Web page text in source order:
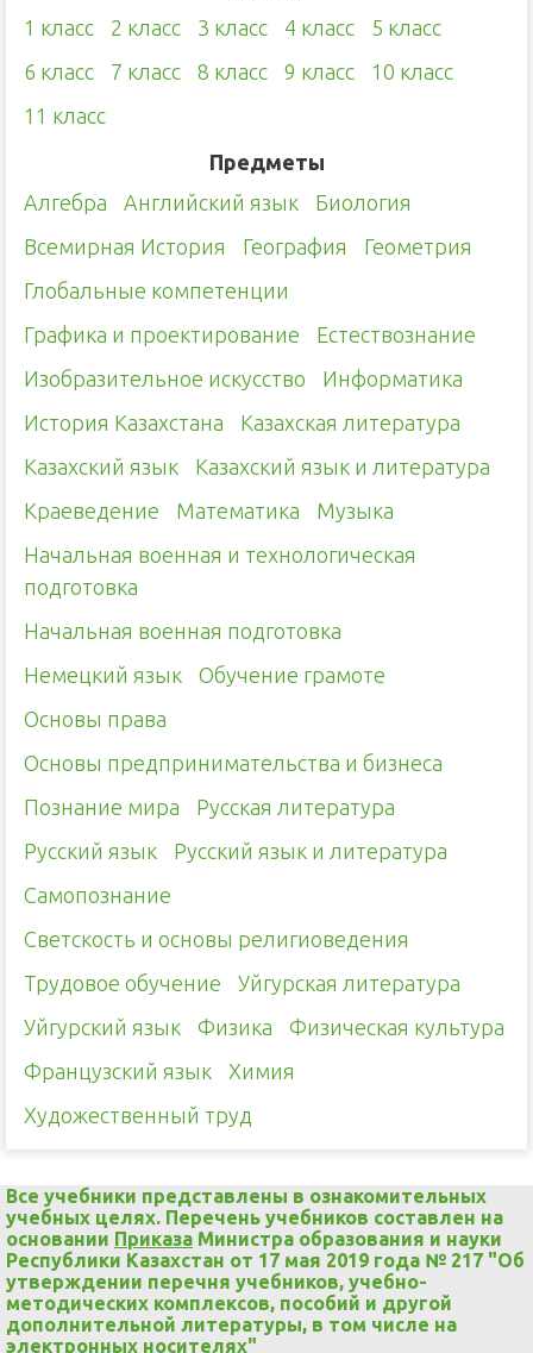
1 класс
2 класс 3 класс 4 класс
5 класс
6 класс
7 класс 8 класс 9 класс
10 класс
11 класс
Предметы
Алгебра
Английский язык
Биология
Всемирная История
География
Геометрия
Глобальные компетенции
Графика и проектирование
Естествознание
Изобразительное искусство
Информатика
История Казахстана
Казахская литература
Казахский язык
Казахский язык и литература
Краеведение
Математика
Музыка
Начальная военная и технологическая
подготовка
Начальная военная подготовка
Немецкий язык
Обучение грамоте
Основы права
Основы предпринимательства и бизнеса
Познание мира
Русская литература
Русский язык
Русский язык и литература
Самопознание
Светскость и основы религиоведения
Трудовое обучение
Уйгурская литература
Уйгурский язык
Физика
Физическая культура
Французский язык
Химия
Художественный труд
Все учебники представлены в ознакомительных
учебных целях. Перечень учебников составлен на
основании Приказа Министра образования и науки
Республики Казахстан от 17 мая 2019 года № 217 "Об
утверждении перечня учебников, учебно-
методических комплексов, пособий и другой
дополнительной литературы, в том числе на
электронных носителях"